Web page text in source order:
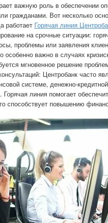
важную роль в обеспечении
гражданами. Вот несколько
работает Горячая линия
на срочные ситуации:
проблемы или заявления
особенно важно в случаях
мгновенное решение
Центробанк часто
системе, денежно-
линия помогает
способствует повышению